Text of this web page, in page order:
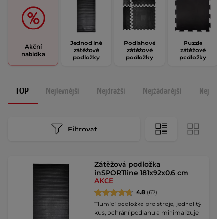
Akční
nabídka
Jednodílné
zátěžové
podložky
Podlahové
zátěžové
podložky
Puzzle
zátěžové
podložky
TOP Nejlevnější Nejdražší Nejžádanější
Filtrovat
Zátěžová podložka
inSPORTline 181x92x0,6 cm
AKCE
4.8 (67)
Tlumící podložka pro stroje, jednolitý
kus, ochrání podlahu a minimalizuje